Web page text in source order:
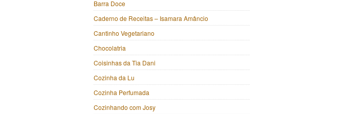
Barra Doce
Caderno de Receitas – Isamara Amâncio
Cantinho Vegetariano
Chocolatria
Coisinhas da Tia Dani
Cozinha da Lu
Cozinha Perfumada
Cozinhando com Josy